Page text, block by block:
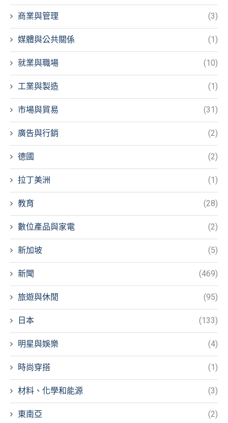
商業與管理 (3)
媒體與公共關係 (1)
就業與職場 (10)
工業與製造 (1)
市場與貿易 (31)
廣告與行銷 (2)
德國 (2)
拉丁美洲 (1)
教育 (28)
數位產品與家電 (2)
新加坡 (5)
新聞 (469)
旅遊與休閒 (95)
日本 (133)
明星與娛樂 (4)
時尚穿搭 (1)
材料、化學和能源 (3)
東南亞 (2)